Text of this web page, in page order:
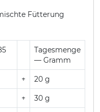
Fütterung
Tagesmenge
— Gramm
+ 20 g
+ 30 g